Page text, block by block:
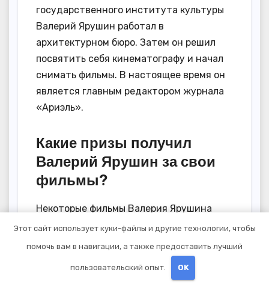
государственного института культуры
Валерий Ярушин работал в
архитектурном бюро. Затем он решил
посвятить себя кинематографу и начал
снимать фильмы. В настоящее время он
является главным редактором журнала
«Ариэль».
Какие призы получил
Валерий Ярушин за свои
фильмы?
Некоторые фильмы Валерия Ярушина
получили призы на международных и
фильм «Ученик чародея» (1995) получил
приз «Седвична» на Московском
Этот сайт использует куки-файлы и другие технологии, чтобы
помочь вам в навигации, а также предоставить лучший
пользовательский опыт. OK